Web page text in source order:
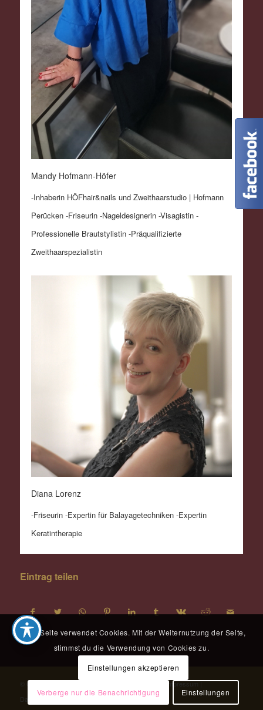
Mandy Hofmann-Höfer
-Inhaberin HÖFhair&nails und Zweithaarstudio | Hofmann
Perücken -Friseurin -Nageldesignerin -Visagistin -
Professionelle Brautstylistin -Präqualifizierte
Zweithaarspezialistin
Diana Lorenz
-Friseurin -Expertin für Balayagetechniken -Expertin
Keratintherapie
Eintrag teilen
© Copyright - HÖFhair & nails | Website by Impressum|
Datenschutzerklärung
Diese Seite verwendet Cookies. Mit der Weiternutzung der Seite,
stimmst du die Verwendung von Cookies zu.
Einstellungen akzeptieren
Verberge nur die Benachrichtigung Einstellungen